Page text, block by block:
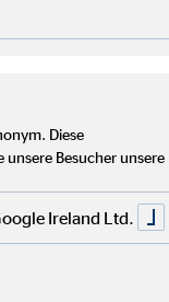
direkt von
für
Eintragungen
Diese
Besucher unsere
Ireland Ltd.